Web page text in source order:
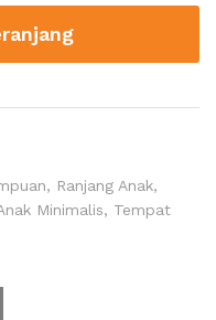
, Ranjang Anak,
Minimalis, Tempat